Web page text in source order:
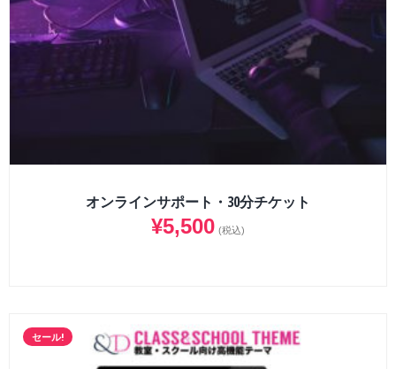
オンラインサポート・30分チケット
¥5,500 (税込)
セール!